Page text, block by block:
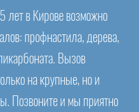
лет в Кирове возможно
профнастила, дерева,
Вызов
на крупные, но и
Позвоните и мы приятно